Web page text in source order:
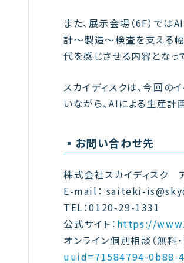
また、展示会場（6F）では
計〜製造〜検査を支える幅
代を感じさせる内容となっ
スカイディスクは、今回
いながら、AIによる生産計
▪️お問い合わせ先
株式会社スカイディスク
E-mail： saiteki-
TEL：0120-29-1331
公式サイト： https://
オンライン個別相談（無料
uuid=71584794-0b88-